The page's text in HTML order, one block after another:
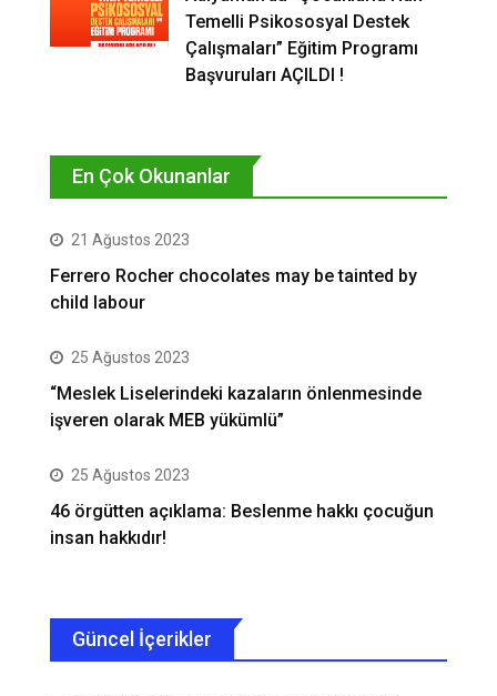
Temelli Psikososyal Destek
Çalışmaları” Eğitim Programı
Başvuruları AÇILDI !
En Çok Okunanlar
21 Ağustos 2023
Ferrero Rocher chocolates may be tainted by
child labour
25 Ağustos 2023
“Meslek Liselerindeki kazaların önlenmesinde
işveren olarak MEB yükümlü”
25 Ağustos 2023
46 örgütten açıklama: Beslenme hakkı çocuğun
insan hakkıdır!
Güncel İçerikler